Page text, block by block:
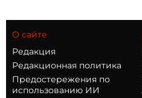
О сайте
Редакция
Редакционная политика
Предостережения по
использованию ИИ